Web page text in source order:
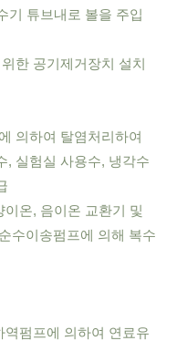
기 튜브내로 볼을 주입
한 공기제거장치 설치
의하여 탈염처리하여
, 실험실 사용수, 냉각수
온, 음이온 교환기 및
수이송펌프에 의해 복수
펌프에 의하여 연료유